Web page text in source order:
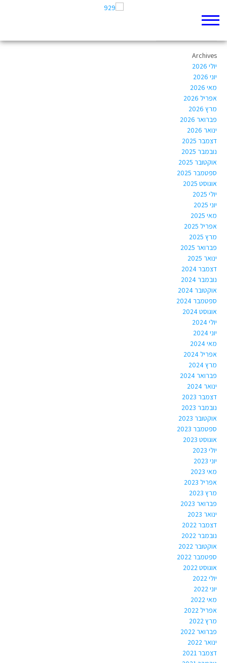
shayregev82@gmail.com
Archives
יולי 2026
יוני 2026
מאי 2026
אפריל 2026
מרץ 2026
פברואר 2026
ינואר 2026
דצמבר 2025
נובמבר 2025
אוקטובר 2025
ספטמבר 2025
אוגוסט 2025
יולי 2025
יוני 2025
מאי 2025
אפריל 2025
מרץ 2025
פברואר 2025
ינואר 2025
דצמבר 2024
נובמבר 2024
אוקטובר 2024
ספטמבר 2024
אוגוסט 2024
יולי 2024
יוני 2024
מאי 2024
אפריל 2024
מרץ 2024
פברואר 2024
ינואר 2024
דצמבר 2023
נובמבר 2023
אוקטובר 2023
ספטמבר 2023
אוגוסט 2023
יולי 2023
יוני 2023
מאי 2023
אפריל 2023
מרץ 2023
פברואר 2023
ינואר 2023
דצמבר 2022
נובמבר 2022
אוקטובר 2022
ספטמבר 2022
אוגוסט 2022
יולי 2022
יוני 2022
מאי 2022
אפריל 2022
מרץ 2022
פברואר 2022
ינואר 2022
דצמבר 2021